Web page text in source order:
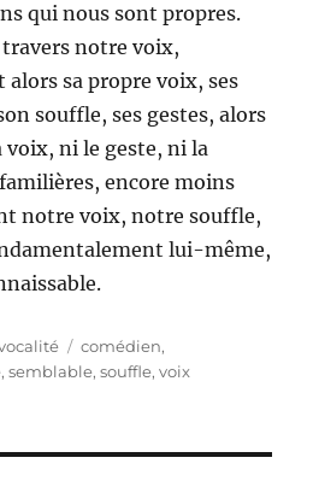
qui nous sont propres.
travers notre voix,
sa propre voix, ses
souffle, ses gestes, alors
voix, ni le geste, ni la
encore moins
notre voix, notre souffle,
lui-même,
Étiquettes
comédien,
,semblable,souffle,voix